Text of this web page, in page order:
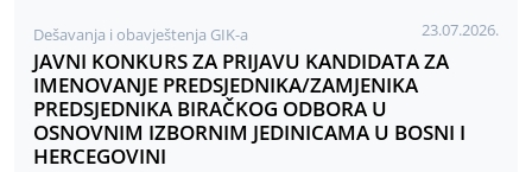
Dešavanja i obavještenja GIK-a 23.07.2026.
JAVNI KONKURS ZA PRIJAVU KANDIDATA ZA
IMENOVANJE PREDSJEDNIKA/ZAMJENIKA
PREDSJEDNIKA BIRAČKOG ODBORA U
OSNOVNIM IZBORNIM JEDINICAMA U BOSNI I
HERCEGOVINI